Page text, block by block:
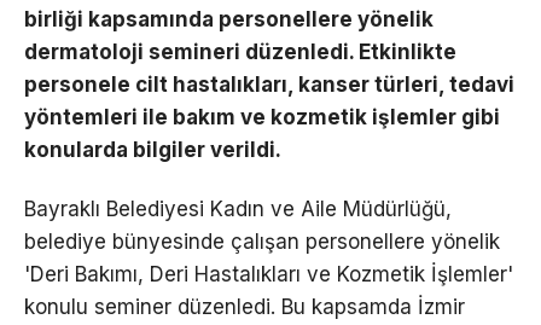
birliği kapsamında personellere yönelik
dermatoloji semineri düzenledi. Etkinlikte
personele cilt hastalıkları, kanser türleri, tedavi
yöntemleri ile bakım ve kozmetik işlemler gibi
konularda bilgiler verildi.
Bayraklı Belediyesi Kadın ve Aile Müdürlüğü,
belediye bünyesinde çalışan personellere yönelik
'Deri Bakımı, Deri Hastalıkları ve Kozmetik İşlemler'
konulu seminer düzenledi. Bu kapsamda İzmir